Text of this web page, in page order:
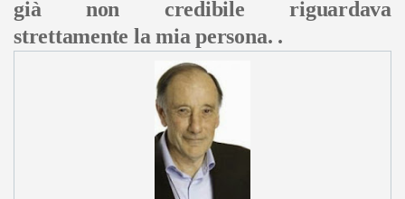
già non credibile riguardava
strettamente la mia persona. .